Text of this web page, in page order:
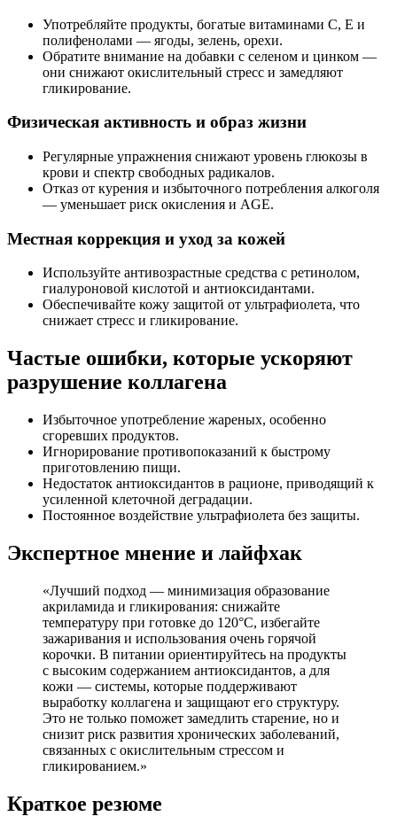
Употребляйте продукты, богатые витаминами C, E и
полифенолами — ягоды, зелень, орехи.
Обратите внимание на добавки с селеном и цинком —
они снижают окислительный стресс и замедляют
гликирование.
Физическая активность и образ жизни
Регулярные упражнения снижают уровень глюкозы в
крови и спектр свободных радикалов.
Отказ от курения и избыточного потребления алкоголя
— уменьшает риск окисления и AGE.
Местная коррекция и уход за кожей
Используйте антивозрастные средства с ретинолом,
гиалуроновой кислотой и антиоксидантами.
Обеспечивайте кожу защитой от ультрафиолета, что
снижает стресс и гликирование.
Частые ошибки, которые ускоряют
разрушение коллагена
Избыточное употребление жареных, особенно
сгоревших продуктов.
Игнорирование противопоказаний к быстрому
приготовлению пищи.
Недостаток антиоксидантов в рационе, приводящий к
усиленной клеточной деградации.
Постоянное воздействие ультрафиолета без защиты.
Экспертное мнение и лайфхак
«Лучший подход — минимизация образование
акриламида и гликирования: снижайте
температуру при готовке до 120°C, избегайте
зажаривания и использования очень горячой
корочки. В питании ориентируйтесь на продукты
с высоким содержанием антиоксидантов, а для
кожи — системы, которые поддерживают
выработку коллагена и защищают его структуру.
Это не только поможет замедлить старение, но и
снизит риск развития хронических заболеваний,
связанных с окислительным стрессом и
гликированием.»
Краткое резюме